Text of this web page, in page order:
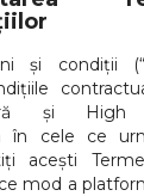
şi condiţii
şi High
în cele ce
acești
mod a